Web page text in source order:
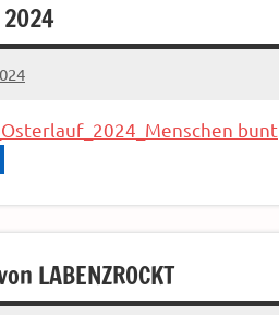
bunt
LABENZROCKT